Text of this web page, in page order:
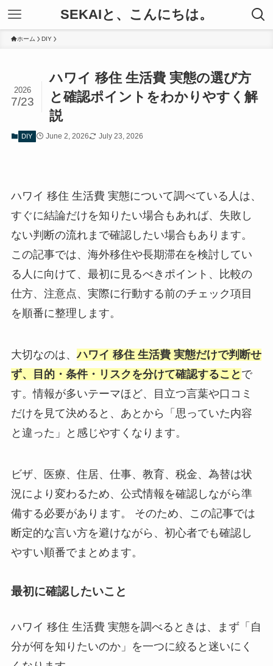
SEKAIと、こんにちは。
ホーム DIY
ハワイ 移住 生活費 実態の選び方
と確認ポイントをわかりやすく解
説
2026
7/23
DIY June 2, 2026 July 23, 2026
ハワイ 移住 生活費 実態について調べている人は、
すぐに結論だけを知りたい場合もあれば、失敗し
ない判断の流れまで確認したい場合もあります。
この記事では、海外移住や長期滞在を検討してい
る人に向けて、最初に見るべきポイント、比較の
仕方、注意点、実際に行動する前のチェック項目
を順番に整理します。
大切なのは、ハワイ 移住 生活費 実態だけで判断せ
ず、目的・条件・リスクを分けて確認すること で
す。情報が多いテーマほど、目立つ言葉や口コミ
だけを見て決めると、あとから「思っていた内容
と違った」と感じやすくなります。
ビザ、医療、住居、仕事、教育、税金、為替は状
況により変わるため、公式情報を確認しながら準
備する必要があります。 そのため、この記事では
断定的な言い方を避けながら、初心者でも確認し
やすい順番でまとめます。
最初に確認したいこと
ハワイ 移住 生活費 実態を調べるときは、まず「自
分が何を知りたいのか」を一つに絞ると迷いにく